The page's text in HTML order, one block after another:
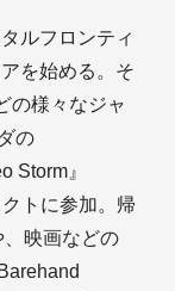
ルフロンティ
を始める。そ
の様々なジャ
の
Storm』
トに参加。帰
映画などの